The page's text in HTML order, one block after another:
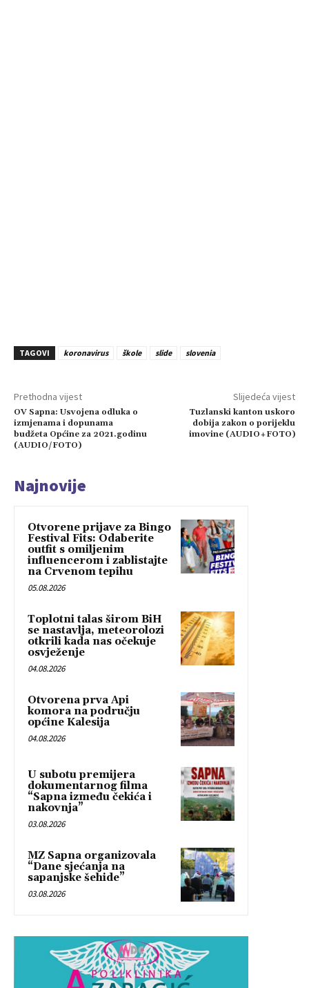
TAGOVI koronavirus škole slide slovenia
Prethodna vijest
OV Sapna: Usvojena odluka o
izmjenama i dopunama
budžeta Općine za 2021.godinu
(AUDIO/FOTO)
Slijedeća vijest
Tuzlanski kanton uskoro
dobija zakon o porijeklu
imovine (AUDIO+FOTO)
Najnovije
Otvorene prijave za Bingo
Festival Fits: Odaberite
outfit s omiljenim
influencerom i zablistajte
na Crvenom tepihu
05.08.2026
Toplotni talas širom BiH
se nastavlja, meteorolozi
otkrili kada nas očekuje
osvježenje
04.08.2026
Otvorena prva Api
komora na području
općine Kalesija
04.08.2026
U subotu premijera
dokumentarnog filma
“Sapna između čekića i
nakovnja”
03.08.2026
MZ Sapna organizovala
“Dane sjećanja na
sapanjske šehide”
03.08.2026